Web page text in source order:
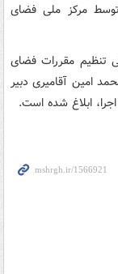
مرکز ملی فضای
تنظیم مقررات فضای
امین آقامیری دبیر
ابلاغ شده است.